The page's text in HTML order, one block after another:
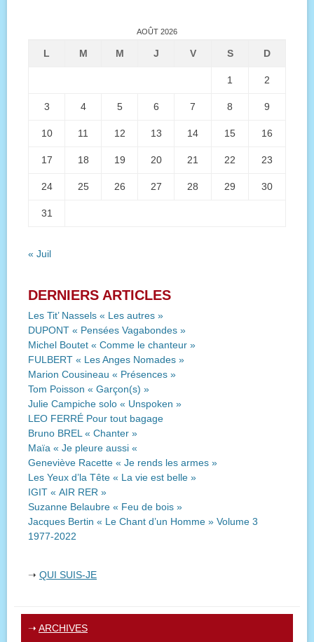
AOÛT 2026
L M M J V S D
1 2
3 4 5 6 7 8 9
10 11 12 13 14 15 16
17 18 19 20 21 22 23
24 25 26 27 28 29 30
31
« Juil
DERNIERS ARTICLES
Les Tit’ Nassels « Les autres »
DUPONT « Pensées Vagabondes »
Michel Boutet « Comme le chanteur »
FULBERT « Les Anges Nomades »
Marion Cousineau « Présences »
Tom Poisson « Garçon(s) »
Julie Campiche solo « Unspoken »
LEO FERRÉ Pour tout bagage
Bruno BREL « Chanter »
Maïa « Je pleure aussi «
Geneviève Racette « Je rends les armes »
Les Yeux d’la Tête « La vie est belle »
IGIT « AIR RER »
Suzanne Belaubre « Feu de bois »
Jacques Bertin « Le Chant d’un Homme » Volume 3
1977-2022
➝ QUI SUIS-JE
➝ ARCHIVES